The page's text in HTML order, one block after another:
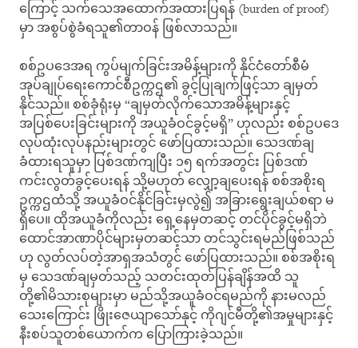
ကြောင့် သက်သေအထောက်အထားပြရန် (burden of proof)
မှာ အစွပ်စွဲခံရသူ၏တာဝန် ဖြစ်လာသည်။
စစ်ဥပဒေအရ ကွပ်မျက်ခြင်းအမိန့်များကို နိုင်ငံတော်စီမံ
အုပ်ချုပ်ရေးကောင်စီဥက္ကဌ၏ ခွင့်ပြုချက်ဖြင့်သာ ချမှတ်
နိုင်သည်။ စစ်ခုံရုံးမှ “ချမှတ်လိုက်သောအမိန့်များနှင့်
အပြစ်ပေးခြင်းများကို အယူခံဝင်ခွင့်မရှိ” ဟုလည်း စစ်ဥပဒေ
လုပ်ထုံးလုပ်နည်းများတွင် ဖော်ပြထားသည်။ သေဒဏ်ချ
ခံထားရသူမှာ ပြစ်ဒဏ်ကျပြီး ၁၅ ရက်အတွင်း ပြစ်ဒဏ်
ကင်းလွတ်ခွင့်ပေးရန် သို့မဟုတ် လျှော့ချပေးရန် စစ်အစိုးရ
ဥက္ကဌထံသို့ အယူခံဝင်နိုင်ခြင်းမှလွဲ၍ အခြားရွေးချယ်စရာ မ
ရှိပေ။ ထိုအယူခံကိုလည်း ရှေ့နေမှတဆင့် တင်ပိုင်ခွင့်မရှိဘဲ
ထောင်အာဏာပိုင်များမှတဆင့်သာ တင်သွင်းရမည်ဖြစ်သည်
ဟု လွတ်လပ်တဲ့အာရှအသံတွင် ဖော်ပြထားသည်။ စစ်အစိုးရ
မှ သေဒဏ်ချမှတ်သည့် သတင်းထုတ်ပြန်ချိန်အထိ သူ
တို့၏မိသားစုများမှာ မည်သို့အယူခံဝင်ရမည်ကို နားမလည်
သေးကြောင်း ဖြိုးဇေယျာသော်နှင့် ကိုဂျင်မီတို့၏အမှုများနှင့်
နီးစပ်သူတစ်ယောက်က ပြောကြားခဲ့သည်။​